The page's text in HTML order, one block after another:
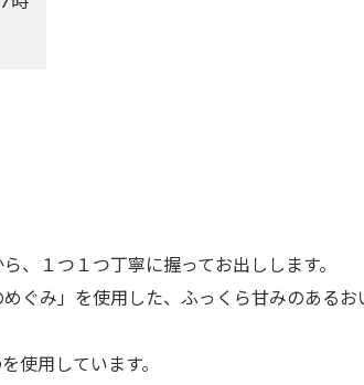
、１つ１つ丁寧に握ってお出しします。
ぐみ」を使用した、ふっくら甘みのあるお
使用しています。